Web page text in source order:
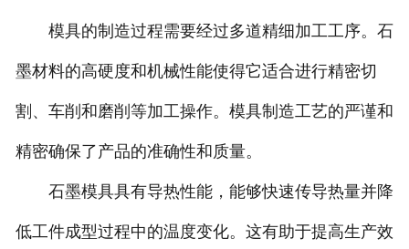
模具的制造过程需要经过多道精细加工工序。石
墨材料的高硬度和机械性能使得它适合进行精密切
割、车削和磨削等加工操作。模具制造工艺的严谨和
精密确保了产品的准确性和质量。
石墨模具具有导热性能，能够快速传导热量并降
低工件成型过程中的温度变化。这有助于提高生产效